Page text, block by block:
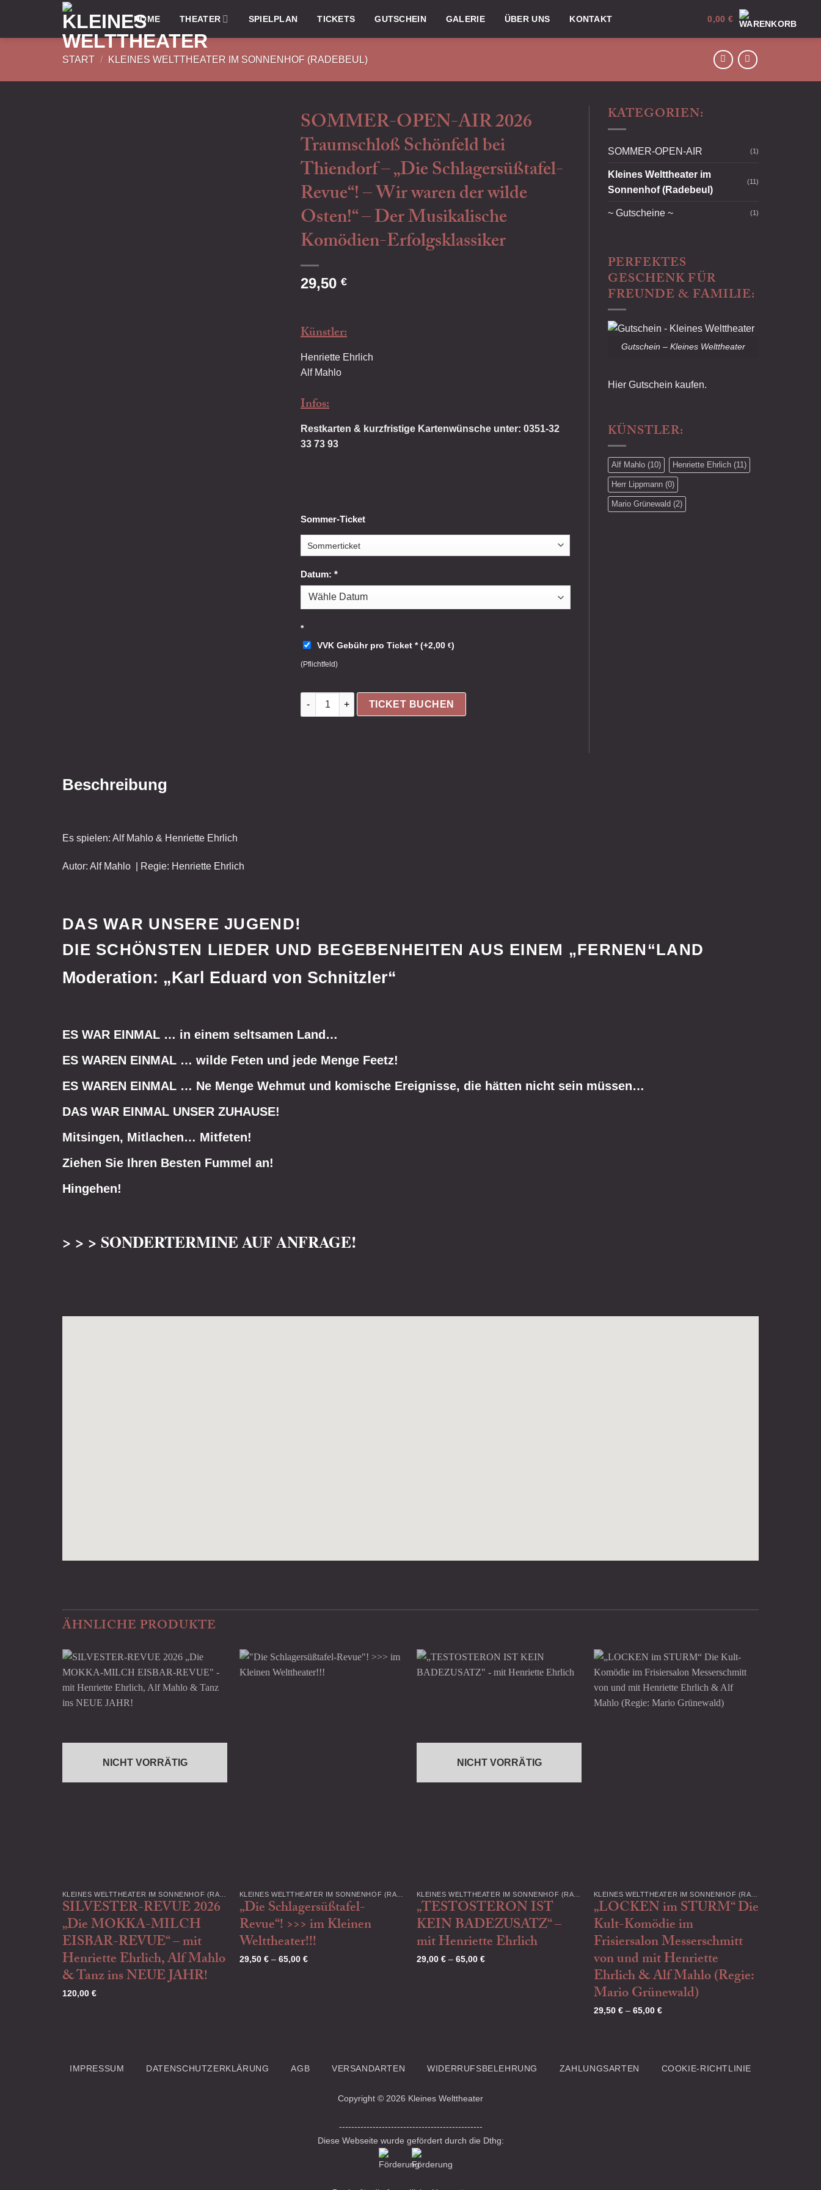
HOME THEATER SPIELPLAN TICKETS GUTSCHEIN GALERIE ÜBER UNS KONTAKT 0,00 €
START / KLEINES WELTTHEATER IM SONNENHOF (RADEBEUL)
SOMMER-OPEN-AIR 2026
Traumschloß Schönfeld bei
Thiendorf – „Die Schlagersüßtafel-
Revue“! – Wir waren der wilde
Osten!“ – Der Musikalische
Komödien-Erfolgsklassiker
29,50 €
Künstler:
Henriette Ehrlich
Alf Mahlo
Infos:
Restkarten & kurzfristige Kartenwünsche unter: 0351-32
33 73 93
Sommer-Ticket
Datum: *
*
VVK Gebühr pro Ticket * (+2,00 €)
(Pflichtfeld)
TICKET BUCHEN
KATEGORIEN:
SOMMER-OPEN-AIR (1)
Kleines Welttheater im
Sonnenhof (Radebeul)
(11)
~ Gutscheine ~ (1)
PERFEKTES
GESCHENK FÜR
FREUNDE & FAMILIE:
Gutschein – Kleines Welttheater
Hier Gutschein kaufen.
KÜNSTLER:
Alf Mahlo(10) Henriette Ehrlich(11)
Herr Lippmann(0)
Mario Grünewald (2)
Beschreibung
Es spielen: Alf Mahlo & Henriette Ehrlich
Autor: Alf Mahlo | Regie: Henriette Ehrlich
DAS WAR UNSERE JUGEND!
DIE SCHÖNSTEN LIEDER UND BEGEBENHEITEN AUS EINEM „FERNEN“LAND
Moderation: „Karl Eduard von Schnitzler“
ES WAR EINMAL … in einem seltsamen Land…
ES WAREN EINMAL … wilde Feten und jede Menge Feetz!
ES WAREN EINMAL … Ne Menge Wehmut und komische Ereignisse, die hätten nicht sein müssen…
DAS WAR EINMAL UNSER ZUHAUSE!
Mitsingen, Mitlachen… Mitfeten!
Ziehen Sie Ihren Besten Fummel an!
Hingehen!
> > > SONDERTERMINE AUF ANFRAGE!
ÄHNLICHE PRODUKTE
NICHT VORRÄTIG
SILVESTER-REVUE 2026
„Die MOKKA-MILCH
EISBAR-REVUE“ – mit
Henriette Ehrlich, Alf Mahlo
& Tanz ins NEUE JAHR!
120,00 €
„Die Schlagersüßtafel-
Revue“! >>> im Kleinen
Welttheater!!!
29,50 €– 65,00 €
NICHT VORRÄTIG
„TESTOSTERON IST
KEIN BADEZUSATZ“ –
mit Henriette Ehrlich
29,00 €– 65,00 €
„LOCKEN im STURM“ Die
Kult-Komödie im
Frisiersalon Messerschmitt
von und mit Henriette
Ehrlich & Alf Mahlo (Regie:
Mario Grünewald)
29,50 €– 65,00 €
IMPRESSUM DATENSCHUTZERKLÄRUNG AGB VERSANDARTEN WIDERRUFSBELEHRUNG ZAHLUNGSARTEN COOKIE-RICHTLINIE
Copyright © 2026 Kleines Welttheater
-----------------------------------------------
Diese Webseite wurde gefördert durch die Dthg: